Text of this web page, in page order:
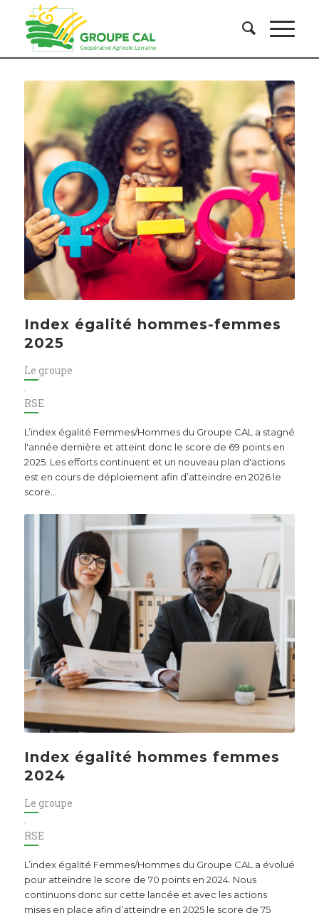
Index égalité hommes-femmes
2025
Le groupe
,
RSE
L’index égalité Femmes/Hommes du Groupe CAL a stagné
l'année dernière et atteint donc le score de 69 points en
2025. Les efforts continuent et un nouveau plan d'actions
est en cours de déploiement afin d’atteindre en 2026 le
score…
Index égalité hommes femmes
2024
Le groupe
,
RSE
L’index égalité Femmes/Hommes du Groupe CAL a évolué
pour atteindre le score de 70 points en 2024. Nous
continuons donc sur cette lancée et avec les actions
mises en place afin d’atteindre en 2025 le score de 75